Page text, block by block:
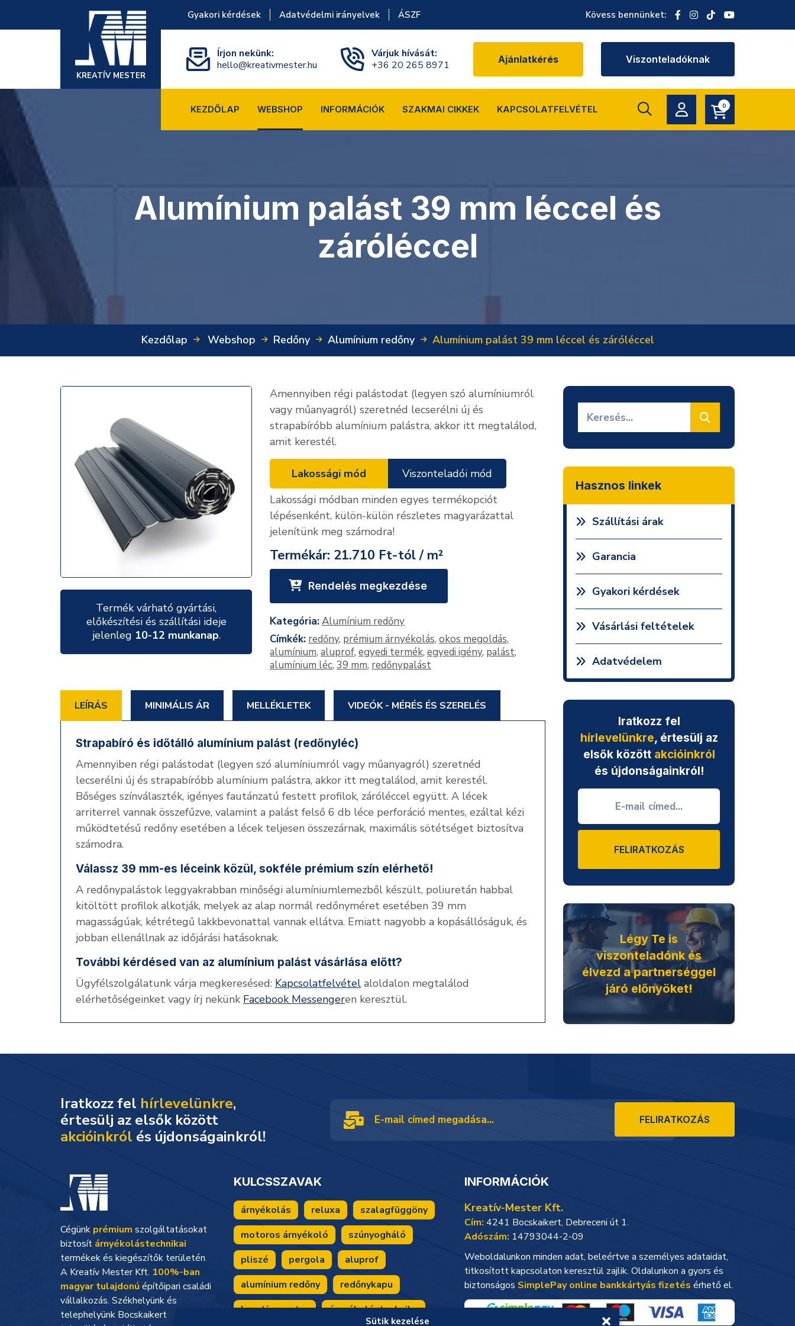
Sütik kezelése
Gyakori kérdések Adatvédelmi irányelvek ÁSZF Kövess bennünket:
KREATÍV MESTER
Írjon nekünk:
hello@kreativmester.hu
Várjuk hívását:
+36 20 265 8971
Ajánlatkérés Viszonteladóknak
KEZDŐLAP WEBSHOP INFORMÁCIÓK SZAKMAI CIKKEK KAPCSOLATFELVÉTEL 0
Alumínium palást 39 mm léccel és
záróléccel
Kezdőlap Webshop Redőny Alumínium redőny Alumínium palást 39 mm léccel és záróléccel
Termék várható gyártási,
előkészítési és szállítási ideje
jelenleg 10-12 munkanap.
Amennyiben régi palástodat (legyen szó alumíniumról
vagy műanyagról) szeretnéd lecserélni új és
strapabíróbb alumínium palástra, akkor itt megtalálod,
amit kerestél.
Lakossági mód
Viszonteladói mód
Lakossági módban minden egyes termékopciót
lépésenként, külön-külön részletes magyarázattal
jelenítünk meg számodra!
Termékár: 21.710 Ft-tól / m²
Rendelés megkezdése
Kategória:Alumínium redőny
Címkék: redőny, prémium árnyékolás,okos megoldás,
alumínium,aluprof,egyedi termék,egyedi igény, palást,
alumínium léc,39 mm, redőnypalást
LEÍRÁS MINIMÁLIS ÁR MELLÉKLETEK VIDEÓK - MÉRÉS ÉS SZERELÉS
Strapabíró és időtálló alumínium palást (redőnyléc)
Amennyiben régi palástodat (legyen szó alumíniumról vagy műanyagról) szeretnéd
lecserélni új és strapabíróbb alumínium palástra, akkor itt megtalálod, amit kerestél.
Bőséges színválaszték, igényes fautánzatú festett profilok, záróléccel együtt. A lécek
arriterrel vannak összefűzve, valamint a palást felső 6 db léce perforáció mentes, ezáltal kézi
működtetésű redőny esetében a lécek teljesen összezárnak, maximális sötétséget biztosítva
számodra.
Válassz 39 mm-es léceink közül, sokféle prémium szín elérhető!
A redőnypalástok leggyakrabban minőségi alumíniumlemezből készült, poliuretán habbal
kitöltött profilok alkotják, melyek az alap normál redőnyméret esetében 39 mm
magasságúak, kétrétegű lakkbevonattal vannak ellátva. Emiatt nagyobb a kopásállóságuk, és
jobban ellenállnak az időjárási hatásoknak.
További kérdésed van az alumínium palást vásárlása előtt?
Ügyfélszolgálatunk várja megkeresésed: Kapcsolatfelvétel aloldalon megtalálod
elérhetőségeinket vagy írj nekünk Facebook Messengeren keresztül.
Hasznos linkek
Szállítási árak
Garancia
Gyakori kérdések
Vásárlási feltételek
Adatvédelem
Iratkozz fel
hírlevelünkre, értesülj az
elsők között akcióinkról
és újdonságainkról!
FELIRATKOZÁS
Légy Te is
viszonteladónk és
élvezd a partnerséggel
járó előnyöket!
Iratkozz fel hírlevelünkre,
akcióinkról és újdonságainkról!
FELIRATKOZÁS
Cégünk prémium szolgáltatásokat
biztosít árnyékolástechnikai
termékek és kiegészítők területén.
A Kreatív Mester Kft. 100%-ban
magyar tulajdonú építőipari családi
vállalkozás. Székhelyünk és
telephelyünk Bocskaikert
KULCSSZAVAK
árnyékolás reluxa
szalagfüggöny
motoros árnyékoló
szúnyogháló
pliszé
pergola
aluprof
alumínium redőny
redőnykapu
kreatív mester
árnyékolástechnika
INFORMÁCIÓK
Kreatív-Mester Kft.
Cím: 4241 Bocskaikert, Debreceni út 1.
Adószám: 14793044-2-09
Weboldalunkon minden adat, beleértve a személyes adataidat,
titkosított kapcsolaton keresztül zajlik. Oldalunkon a gyors és
biztonságos SimplePay online bankkártyás fizetés érhető el.